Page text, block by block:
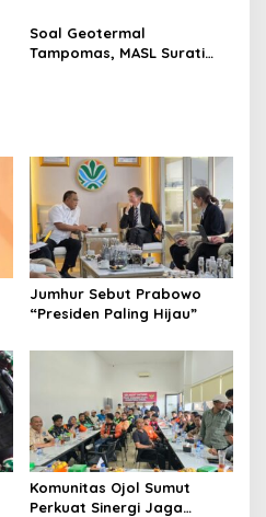
Soal Geotermal
Tampomas, MASL Surati
Jumhur Sebut Prabowo
“Presiden Paling Hijau”
Komunitas Ojol Sumut
Perkuat Sinergi Jaga